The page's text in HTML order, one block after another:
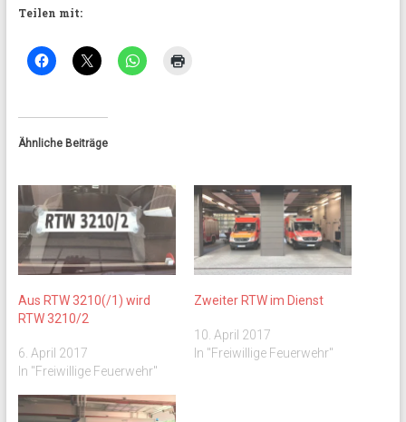
Teilen mit:
Ähnliche Beiträge
Aus RTW 3210(/1) wird
RTW 3210/2
6. April 2017
In "Freiwillige Feuerwehr"
Zweiter RTW im Dienst
10. April 2017
In "Freiwillige Feuerwehr"